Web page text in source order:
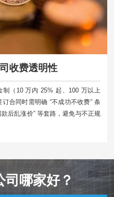
收费透明性
制（10 万内 25% 起、100 万以上
合同时需明确 “不成功不收费” 条
后乱涨价” 等套路，避免与不正规
司哪家好？